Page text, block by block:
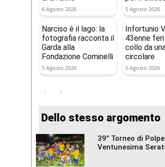
6 Agosto 2026 5 Agosto 2026
Narciso è il lago: la
fotografia racconta il
Garda alla
Fondazione Cominelli
5 Agosto 2026
Infortunio
43enne
collo da
circolare
5 Agosto 2026
Dello stesso argomento
39° Torneo di
Ventunesima